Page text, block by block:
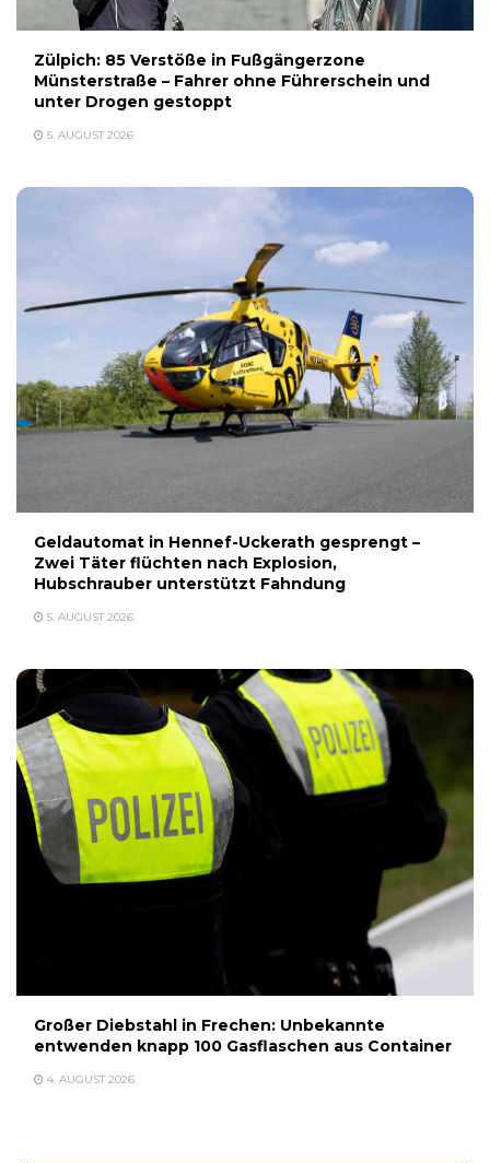
Zülpich: 85 Verstöße in Fußgängerzone
Münsterstraße – Fahrer ohne Führerschein und
unter Drogen gestoppt
5. AUGUST 2026
Geldautomat in Hennef-Uckerath gesprengt –
Zwei Täter flüchten nach Explosion,
Hubschrauber unterstützt Fahndung
5. AUGUST 2026
Großer Diebstahl in Frechen: Unbekannte
entwenden knapp 100 Gasflaschen aus Container
4. AUGUST 2026